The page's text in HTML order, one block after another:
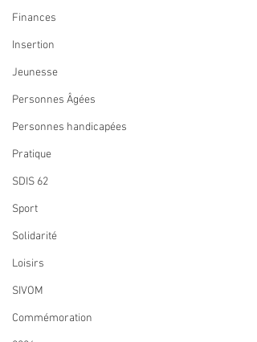
Finances
Insertion
Jeunesse
Personnes Âgées
Personnes handicapées
Pratique
SDIS 62
Sport
Solidarité
Loisirs
SIVOM
Commémoration